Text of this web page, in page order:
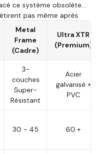
ce système obsolète
pas même après
système influence
et le confort de sommeil
Metal
Frame
(Cadre)
Ultra XTR
(Premium)
3-
couches
Super-
Résistant
Acier
galvanisé +
PVC
30 - 45 60 +